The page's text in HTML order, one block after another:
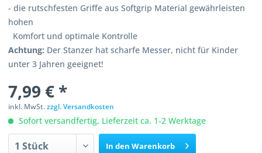
- die rutschfesten Griffe aus Softgrip Material gewährleisten
hohen
Komfort und optimale Kontrolle
Achtung: Der Stanzer hat scharfe Messer, nicht für Kinder
unter 3 Jahren geeignet!
7,99 € *
inkl. MwSt.zzgl. Versandkosten
Sofort versandfertig, Lieferzeit ca. 1-2 Werktage
In den Warenkorb